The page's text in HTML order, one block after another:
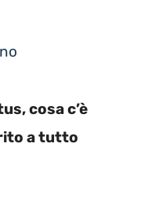
cosa c’è
a tutto